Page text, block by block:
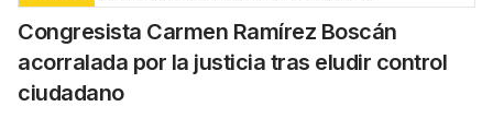
Congresista Carmen Ramírez Boscán
acorralada por la justicia tras eludir control
ciudadano